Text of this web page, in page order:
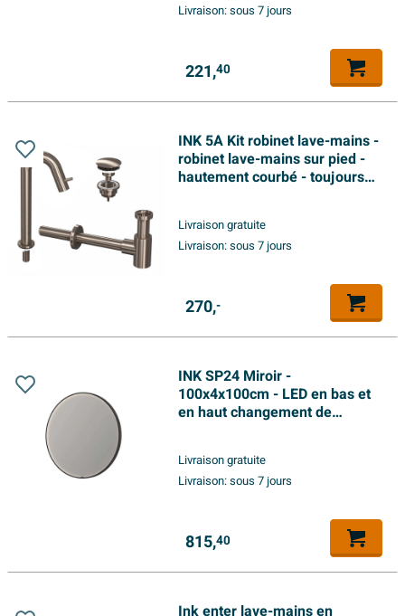
Livraison:sous 7 jours
221,40
INK 5A Kit robinet lave-mains -
robinet lave-mains sur pied -
hautement courbé - toujours
Livraison gratuite
Livraison:sous 7 jours
270,-
INK SP24 Miroir -
100x4x100cm - LED en bas et
en haut changement de
dans un cadre en acier -
aluminium noir mat
Livraison gratuite
Livraison:sous 7 jours
815,40